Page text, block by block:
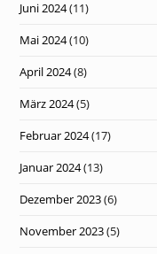
Juni 2024(11)
Mai 2024(10)
April 2024(8)
März 2024(5)
Februar 2024(17)
Januar 2024(13)
Dezember 2023(6)
November 2023(5)